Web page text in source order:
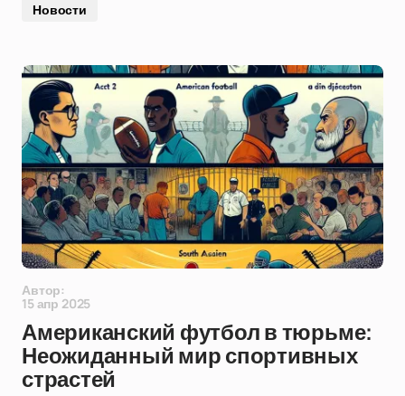
Новости
Автор:
15 апр 2025
Американский футбол в тюрьме:
Неожиданный мир спортивных
страстей